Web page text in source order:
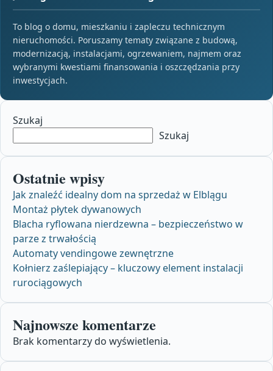
To blog o domu, mieszkaniu i zapleczu technicznym
nieruchomości. Poruszamy tematy związane z budową,
modernizacją, instalacjami, ogrzewaniem, najmem oraz
wybranymi kwestiami finansowania i oszczędzania przy
inwestycjach.
Szukaj
Szukaj
Ostatnie wpisy
Jak znaleźć idealny dom na sprzedaż w Elblągu
Montaż płytek dywanowych
Blacha ryflowana nierdzewna – bezpieczeństwo w
parze z trwałością
Automaty vendingowe zewnętrzne
Kołnierz zaślepiający – kluczowy element instalacji
rurociągowych
Najnowsze komentarze
Brak komentarzy do wyświetlenia.